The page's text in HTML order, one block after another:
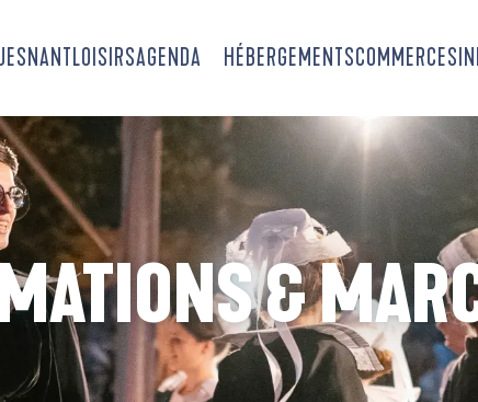
LOISIRSAGENDA HÉBERGEMENTSCOMMERCES
&